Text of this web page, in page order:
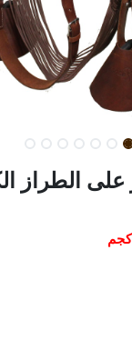
الطراز